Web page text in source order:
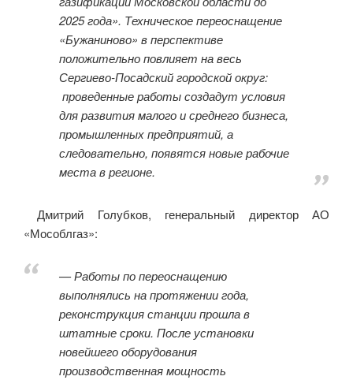
2025 года». Техническое переоснащение
«Бужаниново» в перспективе
положительно повлияет на весь
Сергиево-Посадский городской округ:
проведенные работы создадут условия
для развития малого и среднего бизнеса,
промышленных предприятий, а
следовательно, появятся новые рабочие
места в регионе.
Дмитрий Голубков, генеральный директор АО
«Мособлгаз»:
— Работы по переоснащению
выполнялись на протяжении года,
реконструкция станции прошла в
штатные сроки. После установки
новейшего оборудования
производственная мощность